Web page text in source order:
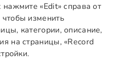
«Edit» справа от
изменить
категории, описание,
на страницы, «Record